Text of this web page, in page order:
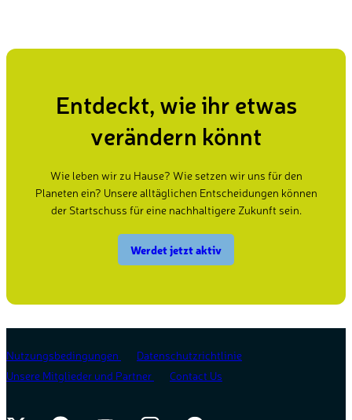
Entdeckt, wie ihr etwas
verändern könnt
Wie leben wir zu Hause? Wie setzen wir uns für den
Planeten ein? Unsere alltäglichen Entscheidungen können
der Startschuss für eine nachhaltigere Zukunft sein.
Werdet jetzt aktiv
Nutzungsbedingungen
Datenschutzrichtlinie
Unsere Mitglieder und Partner
Contact Us